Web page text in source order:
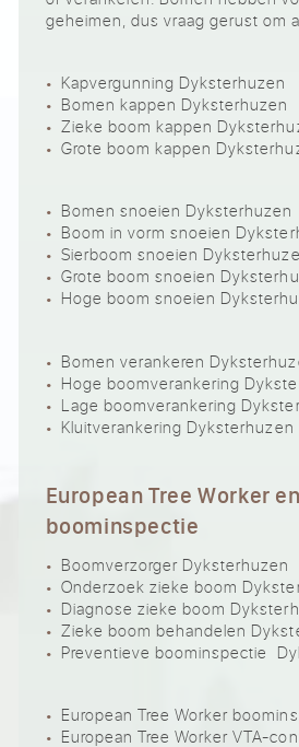
geheimen, dus vraag gerust om
Kapvergunning Dyksterhuzen
Bomen kappen Dyksterhuzen
Zieke boom kappen
Grote boom kappen
Bomen snoeien Dyksterhuzen
Boom in vorm snoeien
Sierboom snoeien
Grote boom snoeien
Hoge boom snoeien
Bomen verankeren
Hoge boomverankering
Lage boomverankering
Kluitverankering Dyksterhuzen
European Tree Worker en
boominspectie
Boomverzorger Dyksterhuzen
Onderzoek zieke boom
Diagnose zieke boom
Zieke boom behandelen
Preventieve boominspectie
European Tree Worker
European Tree Worker VTA-